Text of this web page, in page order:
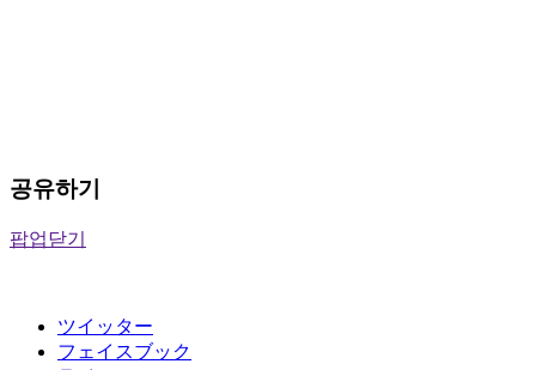
공유하기
팝업닫기
ツイッター
フェイスブック